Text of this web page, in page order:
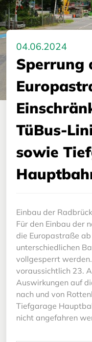
04.06.2024
Sperrung
TüBus-
sowie
Einbau der
Für den Einbau der
die Europastraße
unterschiedlichen
vollgesperrt
voraussichtlich 23.
Auswirkungen auf
nach und von
Tiefgarage
nicht angefahren